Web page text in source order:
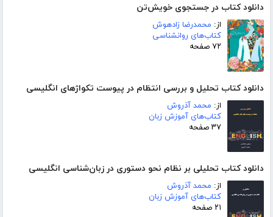
دانلود کتاب در جستجوی خویش‌تن
از: محمدرضا زادهوش
کتاب‌های روانشناسی
۷۲ صفحه
دانلود کتاب تحلیل و بررسی انتظام در پیوست تکواژهای انگلیسی
از: محمد آذروش
کتاب‌های آموزش زبان
۳۷ صفحه
دانلود کتاب تحلیلی بر نظام نحو دستوری در زبان‌شناسی انگلیسی
از: محمد آذروش
کتاب‌های آموزش زبان
۲۱ صفحه